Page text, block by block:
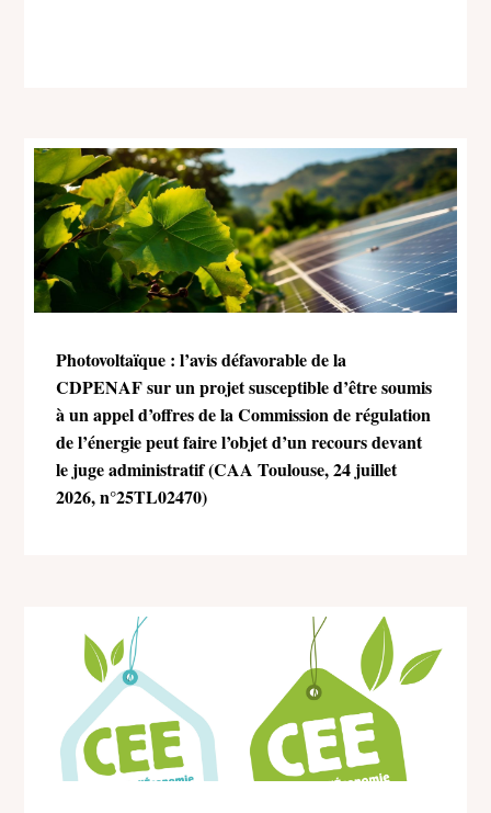
Photovoltaïque : l’avis défavorable de la
CDPENAF sur un projet susceptible d’être soumis
à un appel d’offres de la Commission de régulation
de l’énergie peut faire l’objet d’un recours devant
le juge administratif (CAA Toulouse, 24 juillet
2026, n°25TL02470)